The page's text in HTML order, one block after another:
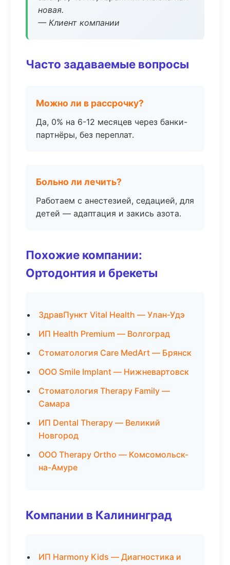
новая.
— Клиент компании
Часто задаваемые вопросы
Можно ли в рассрочку?
Да, 0% на 6-12 месяцев через банки-
партнёры, без переплат.
Больно ли лечить?
Работаем с анестезией, седацией, для
детей — адаптация и закись азота.
Похожие компании:
Ортодонтия и брекеты
ЗдравПункт Vital Health — Улан-Удэ
ИП Health Premium — Волгоград
Стоматология Care MedArt — Брянск
ООО Smile Implant — Нижневартовск
Стоматология Therapy Family —
Самара
ИП Dental Therapy — Великий
Новгород
ООО Therapy Ortho — Комсомольск-
на-Амуре
Компании в Калининград
ИП Harmony Kids — Диагностика и